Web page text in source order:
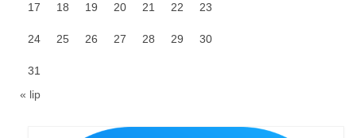
17 18 19 20 21 22 23
24 25 26 27 28 29 30
31
« lip